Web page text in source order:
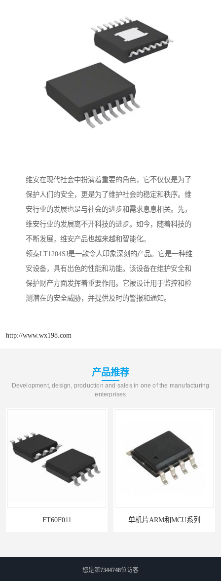
维安在现代社会中扮演着重要的角色，它不仅仅是为了
保护人们的安全，更是为了维护社会的稳定和秩序。维
安行业的发展也是与社会的进步和需求息息相关。先，
维安行业的发展离不开科技的进步。如今，随着科技的
不断发展，维安产品也越来越和智能化。
领泰LT1204SJ是一款令人印象深刻的产品。它是一种维
安设备，具有出色的性能和功能。该设备在维护安全和
保护财产方面发挥着重要作用。它被设计用于监控和检
测潜在的安全威胁，并提供及时的警报和通知。
http://www.wx198.com
产品推荐
Development, design, production and sales in one of the manufacturing
enterprises
FT60F011 单机片ARM和MCU系列
您是第7344748位访客